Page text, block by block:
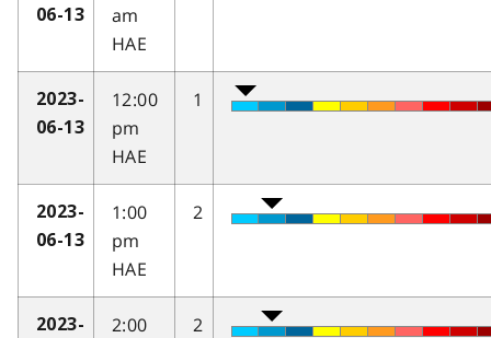
06-13
am
HAE
2023-
06-13
12:00
pm
HAE
1
2023-
06-13
1:00
pm
HAE
2
2023-
2:00
2